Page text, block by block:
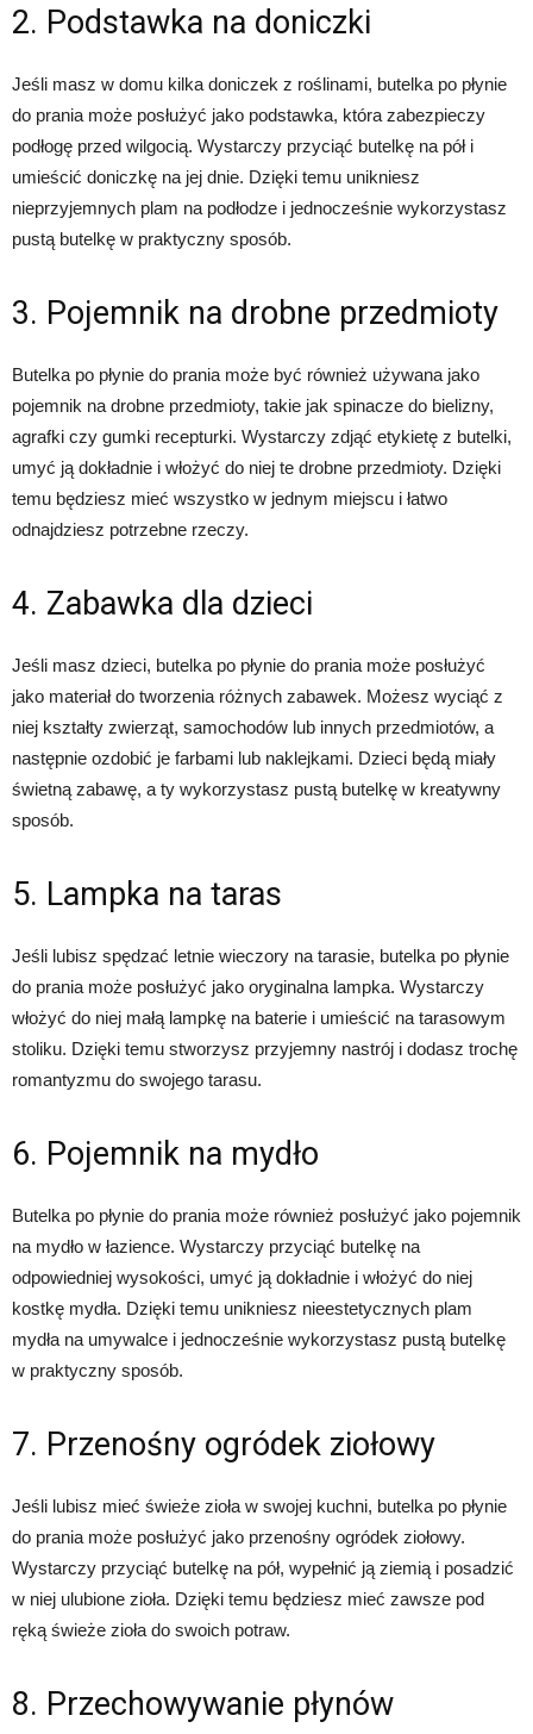
2. Podstawka na doniczki
Jeśli masz w domu kilka doniczek z roślinami, butelka po płynie
do prania może posłużyć jako podstawka, która zabezpieczy
podłogę przed wilgocią. Wystarczy przyciąć butelkę na pół i
umieścić doniczkę na jej dnie. Dzięki temu unikniesz
nieprzyjemnych plam na podłodze i jednocześnie wykorzystasz
pustą butelkę w praktyczny sposób.
3. Pojemnik na drobne przedmioty
Butelka po płynie do prania może być również używana jako
pojemnik na drobne przedmioty, takie jak spinacze do bielizny,
agrafki czy gumki recepturki. Wystarczy zdjąć etykietę z butelki,
umyć ją dokładnie i włożyć do niej te drobne przedmioty. Dzięki
temu będziesz mieć wszystko w jednym miejscu i łatwo
odnajdziesz potrzebne rzeczy.
4. Zabawka dla dzieci
Jeśli masz dzieci, butelka po płynie do prania może posłużyć
jako materiał do tworzenia różnych zabawek. Możesz wyciąć z
niej kształty zwierząt, samochodów lub innych przedmiotów, a
następnie ozdobić je farbami lub naklejkami. Dzieci będą miały
świetną zabawę, a ty wykorzystasz pustą butelkę w kreatywny
sposób.
5. Lampka na taras
Jeśli lubisz spędzać letnie wieczory na tarasie, butelka po płynie
do prania może posłużyć jako oryginalna lampka. Wystarczy
włożyć do niej małą lampkę na baterie i umieścić na tarasowym
stoliku. Dzięki temu stworzysz przyjemny nastrój i dodasz trochę
romantyzmu do swojego tarasu.
6. Pojemnik na mydło
Butelka po płynie do prania może również posłużyć jako pojemnik
na mydło w łazience. Wystarczy przyciąć butelkę na
odpowiedniej wysokości, umyć ją dokładnie i włożyć do niej
kostkę mydła. Dzięki temu unikniesz nieestetycznych plam
mydła na umywalce i jednocześnie wykorzystasz pustą butelkę
w praktyczny sposób.
7. Przenośny ogródek ziołowy
Jeśli lubisz mieć świeże zioła w swojej kuchni, butelka po płynie
do prania może posłużyć jako przenośny ogródek ziołowy.
Wystarczy przyciąć butelkę na pół, wypełnić ją ziemią i posadzić
w niej ulubione zioła. Dzięki temu będziesz mieć zawsze pod
ręką świeże zioła do swoich potraw.
8. Przechowywanie płynów